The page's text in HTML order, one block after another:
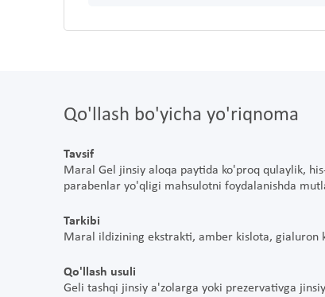
Qo'llash bo'yicha yo'riqnoma
Tavsif
Maral Gel jinsiy aloqa paytida ko'proq qulaylik,
parabenlar yo'qligi mahsulotni foydalanishda
Tarkibi
Maral ildizining ekstrakti, amber kislota, gialuron
Qo'llash usuli
Geli tashqi jinsiy a'zolarga yoki prezervativga